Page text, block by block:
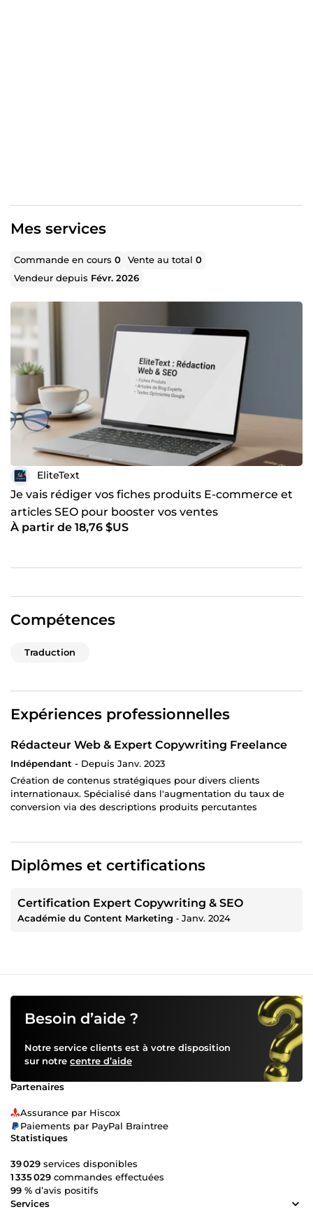
Mes services
Commande en cours0 Vente au total0
Vendeur depuis Févr. 2026
EliteText
Je vais rédiger vos fiches produits E-commerce et
articles SEO pour booster vos ventes
À partir de 18,76 $US
Compétences
Traduction
Expériences professionnelles
Rédacteur Web & Expert Copywriting Freelance
Indépendant - Depuis Janv. 2023
Création de contenus stratégiques pour divers clients
internationaux. Spécialisé dans l'augmentation du taux de
conversion via des descriptions produits percutantes
Diplômes et certifications
Certification Expert Copywriting & SEO
Académie du Content Marketing ‐ Janv. 2024
Besoin d’aide ?
Notre service clients est à votre disposition
sur notre centre d’aide
Partenaires
Assurance par Hiscox
Paiements par PayPal Braintree
Statistiques
39 029 services disponibles
1 335 029 commandes effectuées
99 % d’avis positifs
Services